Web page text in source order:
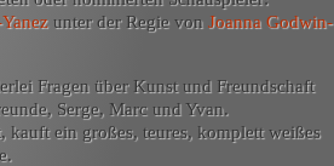
unter der Regie von Joanna Godwin-
Fragen über Kunst und Freundschaft
Serge, Marc und Yvan.
kauft ein großes, teures, komplett weißes